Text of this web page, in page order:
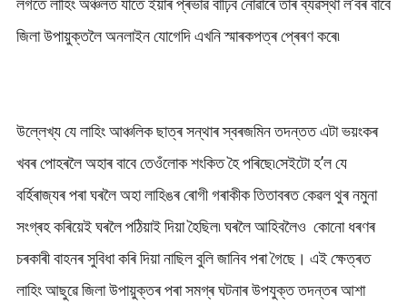
জিলা উপায়ুক্তলৈ অনলাইন যোগেদি এখনি স্মাৰকপত্ৰ প্ৰেৰণ কৰে৷
উল্লেখ্য যে লাহিং আঞ্চলিক ছাত্ৰ সন্থাৰ স্বৰজমিন তদন্তত এটা ভয়ংকৰ
খবৰ পোহৰলৈ অহাৰ বাবে তেওঁলোক শংকিত হৈ পৰিছে৷সেইটো হ’ল যে
বৰ্হিৰাজ্যৰ পৰা ঘৰলৈ অহা লাহিঙৰ ৰোগী গৰাকীক তিতাবৰত কেৱল থুৰ নমুনা
সংগ্ৰহ কৰিয়েই ঘৰলৈ পঠিয়াই দিয়া হৈছিল৷ ঘৰলৈ আহিবলৈও কােনো ধৰণৰ
চৰকাৰী বাহনৰ সুবিধা কৰি দিয়া নাছিল বুলি জানিব পৰা গৈছে। এই ক্ষেত্ৰত
লাহিং আছুৱে জিলা উপায়ুক্তৰ পৰা সমগ্ৰ ঘটনাৰ উপযুক্ত তদন্তৰ আশা